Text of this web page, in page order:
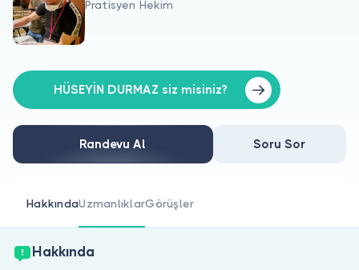
Hakkımızda
Doktorlar için
Doktor musunuz?
Pratisyen Hekim
HÜSEYİN DURMAZ siz misiniz?
Randevu Al Soru Sor
HakkındaUzmanlıklarGörüşler
Hakkında